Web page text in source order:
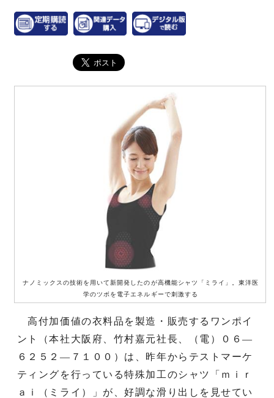
ナノミックスの技術を用いて新開発したのが高機能シャツ「ミライ」。東洋医
学のツボを電子エネルギーで刺激する
高付加価値の衣料品を製造・販売するワンポイ
ント（本社大阪府、竹村嘉元社長、（電）０６—
６２５２—７１００）は、昨年からテストマーケ
ティングを行っている特殊加工のシャツ「ｍｉｒ
ａｉ（ミライ）」が、好調な滑り出しを見せてい